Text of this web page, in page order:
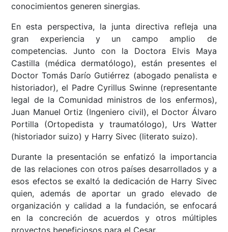
conocimientos generen sinergias.
En esta perspectiva, la junta directiva refleja una
gran experiencia y un campo amplio de
competencias. Junto con la Doctora Elvis Maya
Castilla (médica dermatólogo), están presentes el
Doctor Tomás Darío Gutiérrez (abogado penalista e
historiador), el Padre Cyrillus Swinne (representante
legal de la Comunidad ministros de los enfermos),
Juan Manuel Ortiz (Ingeniero civil), el Doctor Álvaro
Portilla (Ortopedista y traumatólogo), Urs Watter
(historiador suizo) y Harry Sivec (literato suizo).
Durante la presentación se enfatizó la importancia
de las relaciones con otros países desarrollados y a
esos efectos se exaltó la dedicación de Harry Sivec
quien, además de aportar un grado elevado de
organización y calidad a la fundación, se enfocará
en la concreción de acuerdos y otros múltiples
proyectos beneficiosos para el Cesar.